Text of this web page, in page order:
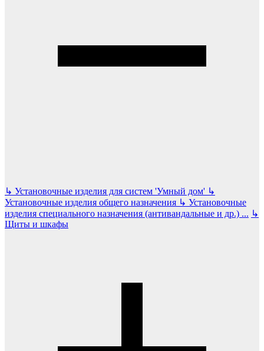
↳ Установочные изделия для систем 'Умный дом' ↳
Установочные изделия общего назначения ↳ Установочные
изделия специального назначения (антивандальные и др.) ... ↳
Щиты и шкафы